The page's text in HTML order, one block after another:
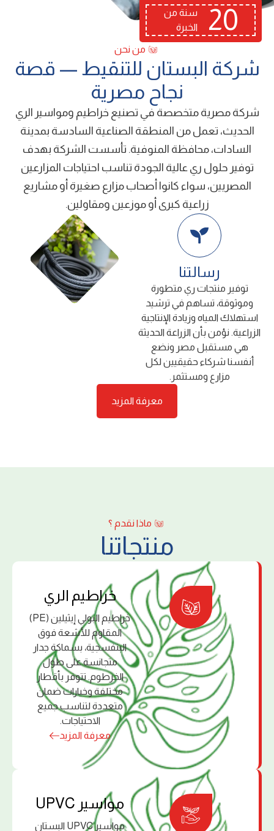
سنة من
الخبرة
20
من نحن
ﺷﺮﻛﺔ اﻟﺒﺴﺘﺎن ﻟﻠﺘﻨﻘﻴﻂ — ﻗﺼﺔ
ﻧﺠﺎح ﻣﺼﺮﻳﺔ
شركة ﻣﺼﺮﻳﺔ ﻣﺘﺨﺼﺼﺔ ﻓﻲ ﺗﺼﻨﻴﻊ ﺧﺮاﻃﻴﻢ وﻣﻮاﺳﻴﺮ اﻟﺮي
اﻟﺤﺪﻳﺚ، ﺗﻌﻤﻞ ﻣﻦ اﻟﻤﻨﻄﻘﺔ اﻟﺼﻨﺎﻋﻴﺔ اﻟﺴﺎدﺳﺔ ﺑﻤﺪﻳﻨﺔ
اﻟﺴﺎدات، ﻣﺤﺎﻓﻈﺔ اﻟﻤﻨﻮﻓﻴﺔ. ﺗﺄﺳﺴﺖ اﻟﺸﺮﻛﺔ ﺑﻬﺪف
ﺗﻮﻓﻴﺮ ﺣﻠﻮل ري ﻋﺎﻟﻴﺔ اﻟﺠﻮدة ﺗﻨﺎﺳﺐ اﺣﺘﻴﺎﺟﺎت اﻟﻤﺰارﻋﻴﻦ
اﻟﻤﺼﺮﻳﻴﻦ، ﺳﻮاء ﻛﺎﻧﻮا أﺻﺤﺎب ﻣﺰارع ﺻﻐﻴﺮة أو ﻣﺸﺎرﻳﻊ
زراﻋﻴﺔ ﻛﺒﺮى أو ﻣﻮزﻋﻴﻦ وﻣﻘﺎوﻟﻴﻦ.
رﺳﺎﻟﺘﻨﺎ
ﺗﻮﻓﻴﺮ ﻣﻨﺘﺠﺎت ري ﻣﺘﻄﻮرة
وﻣﻮﺛﻮﻗﺔ، ﺗﺴﺎﻫﻢ ﻓﻲ ﺗﺮﺷﻴﺪ
اﺳﺘﻬﻼك اﻟﻤﻴﺎه وزﻳﺎدة اﻹﻧﺘﺎﺟﻴﺔ
اﻟﺰراﻋﻴﺔ. ﻧﺆﻣﻦ ﺑﺄن اﻟﺰراﻋﺔ اﻟﺤﺪﻳﺜﺔ
ﻫﻲ ﻣﺴﺘﻘﺒﻞ ﻣﺼﺮ وﻧﻀﻊ
أﻧﻔﺴﻨﺎ ﺷﺮﻛﺎء ﺣﻘﻴﻘﻴﻴﻦ ﻟﻜﻞ
ﻣﺰارع وﻣﺴﺘﺜﻤﺮ.
معرفة المزيد
ماذا نقدم ؟
منتجاتنا
ﺧﺮاﻃﻴﻢ اﻟﺮي
خراطيم البولي إﻳﺜﻴﻠﻴﻦ (PE)
اﻟﻤﻘﺎوم ﻟﻸﺷﻌﺔ ﻓﻮق
اﻟﺒﻨﻔﺴﺠﻴﺔ، ﺑﺴﻤﺎﻛﺔ ﺟﺪار
ﻣﺘﺠﺎﻧﺴﺔ ﻋﻠﻰ ﻃﻮل
اﻟﺨﺮﻃﻮم. ﺗﺘﻮﻓﺮ ﺑﺄﻗﻄﺎر
ﻣﺨﺘﻠﻔﺔ وﺧﻴﺎرات ﺿﻤﺎن
ﻣﺘﻌﺪدة ﻟﺘﻨﺎﺳﺐ ﺟﻤﻴﻊ
اﻻﺣﺘﻴﺎﺟﺎت.
معرفة المزيد
ﻣﻮاﺳﻴﺮ UPVC
مواسير UPVC البستان